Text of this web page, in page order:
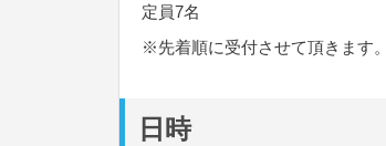
定員7名
※先着順に受付させて頂きます
日時